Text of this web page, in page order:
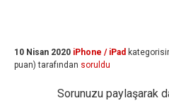
10 Nisan 2020 iPhone / iPad
puan) tarafından soruldu
Sorunuzu paylaşarak